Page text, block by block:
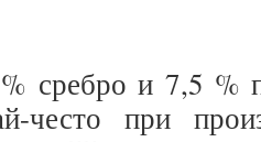
сребро и 7,5 %
често при